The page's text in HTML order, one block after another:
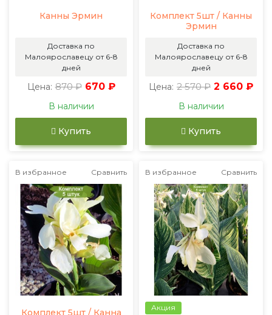
Канны Эрмин
Доставка по
Малоярославецу от 6-8
дней
Цена: 870 ₽ 670 ₽
В наличии
Купить
Комплект 5шт / Канны
Эрмин
Доставка по
Малоярославецу от 6-8
дней
Цена: 2 570 ₽ 2 660 ₽
В наличии
Купить
В избранное Сравнить
Комплект 5шт / Канна
В избранное Сравнить
Акция